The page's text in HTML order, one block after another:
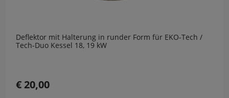
Deflektor mit Halterung in runder Form für EKO-Tech /
Tech-Duo Kessel 18, 19 kW
€ 20,00